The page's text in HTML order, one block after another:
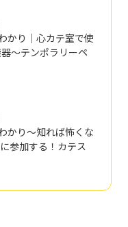
かり｜心カテ室で使
～テンポラリーペ
かり～知れば怖くな
参加する！カテス